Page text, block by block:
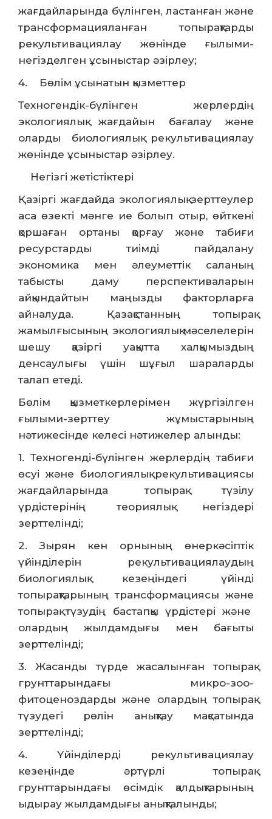
жағдайларында бүлінген, ластанған және
трансформацияланған топырақтарды
рекультивациялау жөнінде ғылыми-
негізделген ұсыныстар әзірлеу;
4. Бөлім ұсынатын қызметтер
Техногендік-бүлінген жерлердің
экологиялық жағдайын бағалау және
оларды биологиялық рекультивациялау
жөнінде ұсыныстар әзірлеу.
Негізгі жетістіктері
Қазіргі жағдайда экологиялық зерттеулер
аса өзекті мәнге ие болып отыр, өйткені
қоршаған ортаны қорғау және табиғи
ресурстарды тиімді пайдалану
экономика мен әлеуметтік саланың
табысты даму перспективаларын
айқындайтын маңызды факторларға
айналуда. Қазақстанның топырақ
жамылғысының экологиялық мәселелерін
шешу қазіргі уақытта халқымыздың
денсаулығы үшін шұғыл шараларды
талап етеді.
Бөлім қызметкерлерімен жүргізілген
ғылыми-зерттеу жұмыстарының
нәтижесінде келесі нәтижелер алынды:
1. Техногенді-бүлінген жерлердің табиғи
өсуі және биологиялық рекультивациясы
жағдайларында топырақ түзілу
үрдістерінің теориялық негіздері
зерттелінді;
2. Зырян кен орнының өнеркәсіптік
үйінділерін рекультивациялаудың
биологиялық кезеңіндегі үйінді
топырақтарының трансформациясы және
топырақ түзудің бастапқы үрдістері және
олардың жылдамдығы мен бағыты
зерттелінді;
3. Жасанды түрде жасалынған топырақ
грунттарындағы микро-зоо-
фитоценоздарды және олардың топырақ
түзудегі рөлін анықтау мақсатында
зерттелінді;
4. Үйінділерді рекультивациялау
кезеңінде әртүрлі топырақ
грунттарындағы өсімдік қалдықтарының
ыдырау жылдамдығы анықталынды;